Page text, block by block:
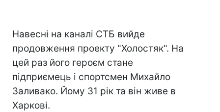
Навесні на каналі СТБ вийде
продовження проекту "Холостяк". На
цей раз його героєм стане
підприємець і спортсмен Михайло
Заливако. Йому 31 рік та він живе в
Харкові.